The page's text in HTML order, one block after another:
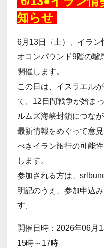
知らせ
6月13日（土）、イラ
オコンパウンド9階の驢
開催します。
この日は、イスラエル
て、12日間戦争が始ま
ルムズ海峡封鎖につなが
最新情報をめぐって意
べきイラン旅行の可能
します。
参加される方は、
明記のうえ、参加申込
す。
開催日時：2026年06
15時～17時